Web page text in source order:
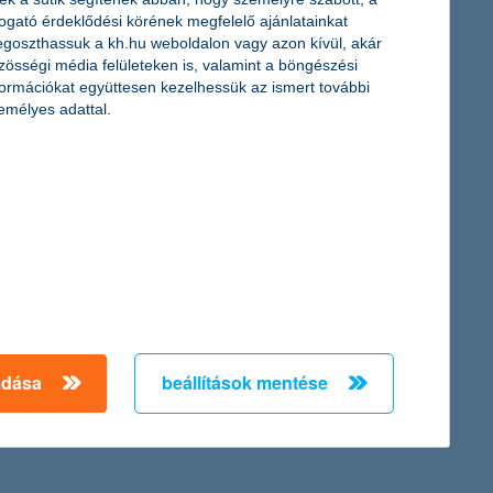
a 19-29 éves fiatalok összességében optimisták a
érdeklődési körének megfelelő ajánlatainkat
a kh.hu weboldalon vagy azon kívül, akár
média felületeken is, valamint a böngészési
együttesen kezelhessük az ismert további
adattal.
beállítások mentése